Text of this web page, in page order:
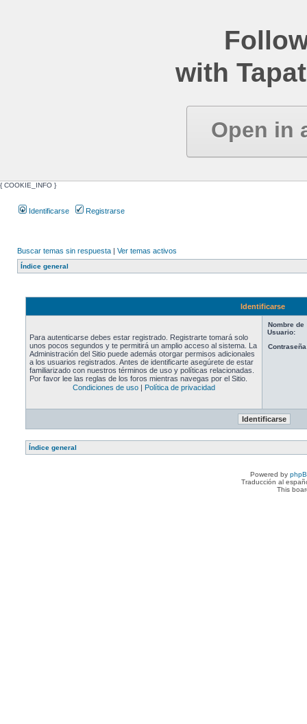
with
Open in
{ COOKIE_INFO }
Identificarse Registrarse
Buscar temas sin respuesta | Ver temas activos
Índice general
Identificarse
Para autenticarse debes estar registrado. Registrarte tomará solo
unos pocos segundos y te permitirá un amplio acceso al sistema. La
Administración del Sitio puede además otorgar permisos adicionales
a los usuarios registrados. Antes de identificarte asegúrete de estar
familiarizado con nuestros términos de uso y políticas relacionadas.
Por favor lee las reglas de los foros mientras navegas por el Sitio.
Condiciones de uso | Política de privacidad
Nombre de
Usuario:
Índice general
Powered by
Traducción al
This